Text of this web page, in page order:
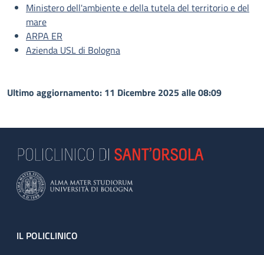
Ministero dell'ambiente e della tutela del territorio e del
mare
ARPA ER
Azienda USL di Bologna
Ultimo aggiornamento: 11 Dicembre 2025 alle 08:09
Footer
IL POLICLINICO